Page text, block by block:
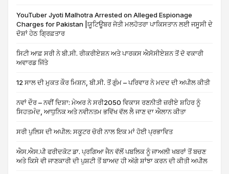
YouTuber Jyoti Malhotra Arrested on Alleged Espionage
Charges for Pakistan |ਯੂਟਿਊਬਰ ਜੋਤੀ ਮਲਹੋਤਰਾ ਪਾਕਿਸਤਾਨ ਲਈ ਜਸੂਸੀ ਦੇ
ਦੋਸ਼ਾਂ ਹੇਠ ਗ੍ਰਿਫ਼ਤਾਰ
ਸਿਟੀ ਆਫ਼ ਸਰੀ ਨੇ ਬੀ.ਸੀ. ਰੀਕਰੀਏਸ਼ਨ ਅਤੇ ਪਾਰਕਸ ਐਸੋਸੀਏਸ਼ਨ ਤੋਂ ਦੋ ਵਕਾਰੀ
ਅਵਾਰਡ ਜਿੱਤੇ
12 ਸਾਲ ਦੀ ਮੁਕਤ ਕੌਰ ਮਿਸ਼ਨ, ਬੀ.ਸੀ. ਤੋਂ ਗੁੰਮ – ਪਰਿਵਾਰ ਨੇ ਮਦਦ ਦੀ ਅਪੀਲ ਕੀਤੀ
ਨਵਾਂ ਦੌਰ – ਨਵੀਂ ਦਿਸ਼ਾ: ਮੇਅਰ ਨੇ ਸਰੀ2050 ਵਿਕਾਸ ਰਣਨੀਤੀ ਜ਼ਰੀਏ ਸ਼ਹਿਰ ਨੂੰ
ਸਿਹਤਮੰਦ, ਆਧੁਨਿਕ ਅਤੇ ਨਵੀਨਤਮ ਭਵਿੱਖ ਵੱਲ ਲੈ ਜਾਣ ਦਾ ਐਲਾਨ ਕੀਤਾ
ਸਰੀ ਪੁਲਿਸ ਦੀ ਅਪੀਲ: ਸਕੂਟਰ ਚੋਰੀ ਨਾਲ ਇਕ ਮਾਂ ਹੋਈ ਪ੍ਰਭਾਵਿਤ
ਐਸ.ਐਸ.ਪੀ ਫਰੀਦਕੋਟ ਡਾ. ਪ੍ਰਗਿਆ ਜੈਨ ਵੱਲੋਂ ਪਬਲਿਕ ਨੂੰ ਜਾਅਲੀ ਖਬਰਾਂ ਤੋਂ ਬਚਣ
ਅਤੇ ਕਿਸੇ ਵੀ ਜਾਣਕਾਰੀ ਦੀ ਪੁਸ਼ਟੀ ਤੋਂ ਬਾਅਦ ਹੀ ਅੱਗੇ ਸ਼ਾਂਝਾ ਕਰਨ ਦੀ ਕੀਤੀ ਅਪੀਲ